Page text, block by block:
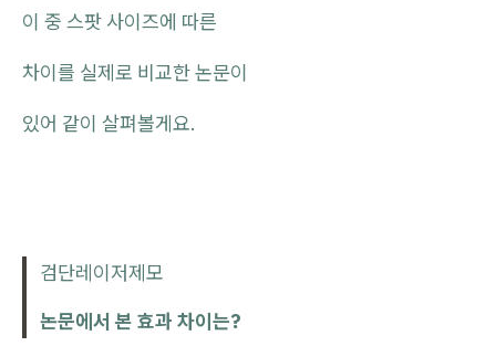
이 중 스팟 사이즈에 따른
차이를 실제로 비교한 논문이
있어 같이 살펴볼게요.
검단레이저제모
논문에서 본 효과 차이는?